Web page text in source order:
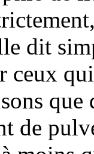
dit
de